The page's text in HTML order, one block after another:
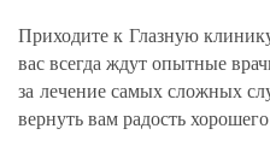
Приходите к Глазную
вас всегда ждут опытные
за лечение самых сложных
вернуть вам радость